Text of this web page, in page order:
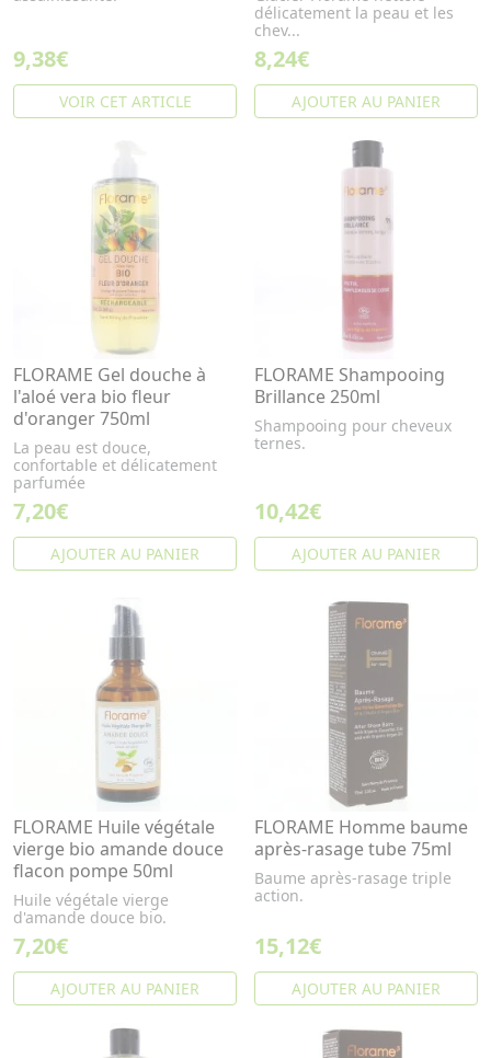
9,38€
VOIR CET ARTICLE
délicatement la peau et les
chev...
8,24€
AJOUTER AU PANIER
FLORAME Gel douche à
l'aloé vera bio fleur
d'oranger 750ml
La peau est douce,
confortable et délicatement
parfumée
7,20€
AJOUTER AU PANIER
FLORAME Shampooing
Brillance 250ml
Shampooing pour cheveux
ternes.
10,42€
AJOUTER AU PANIER
FLORAME Huile végétale
vierge bio amande douce
flacon pompe 50ml
Huile végétale vierge
d'amande douce bio.
7,20€
AJOUTER AU PANIER
FLORAME Homme baume
après-rasage tube 75ml
Baume après-rasage triple
action.
15,12€
AJOUTER AU PANIER